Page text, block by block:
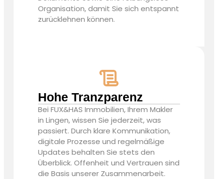
Organisation, damit Sie sich entspannt
zurücklehnen können.
Hohe Tranzparenz
Bei FUX&HAS Immobilien, Ihrem Makler
in Lingen, wissen Sie jederzeit, was
passiert. Durch klare Kommunikation,
digitale Prozesse und regelmäßige
Updates behalten Sie stets den
Überblick. Offenheit und Vertrauen sind
die Basis unserer Zusammenarbeit.